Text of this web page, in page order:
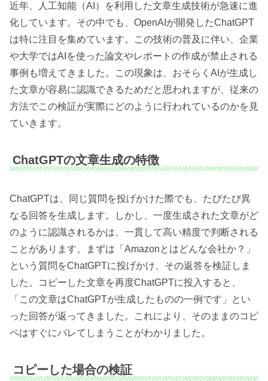
近年、人工知能（AI）を利用した文章生成技術が急速に進
化しています。その中でも、OpenAIが開発したChatGPT
は特に注目を集めています。この技術の普及に伴い、企業
や大学ではAIを使った論文やレポートの作成が禁止される
事例も増えてきました。この現象は、おそらくAIが生成し
た文章が容易に認識できるためだと思われますが、従来の
方法でこの検証が実際にどのように行われているのかを見
ていきます。
ChatGPTの文章生成の特徴
ChatGPTは、同じ質問を投げかけた際でも、たびたび異
なる回答を生成します。しかし、一度生成された文章がど
のように認識されるかは、一貫して高い精度で判断される
ことがあります。まずは「Amazonとはどんな会社か？」
という質問をChatGPTに投げかけ、その返答を検証しま
した。コピーした文章を再度ChatGPTに投入すると、
「この文章はChatGPTが生成したものの一例です」とい
った回答が返ってきました。これにより、そのままのコピ
ペはすぐにバレてしまうことがわかりました。
コピーした場合の検証